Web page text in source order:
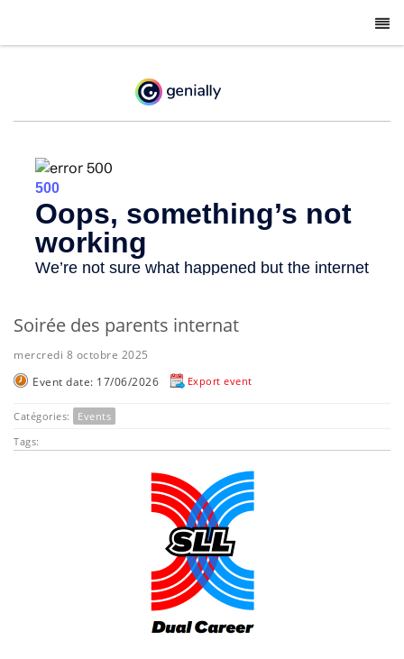
Soirée des parents internat
mercredi 8 octobre 2025
Event date: 17/06/2026
Export event
Catégories:
Events
Tags: